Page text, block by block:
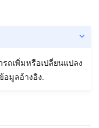
ถเพิ่มหรือเปลี่ยนแปลง
อมูลอ้างอิง.